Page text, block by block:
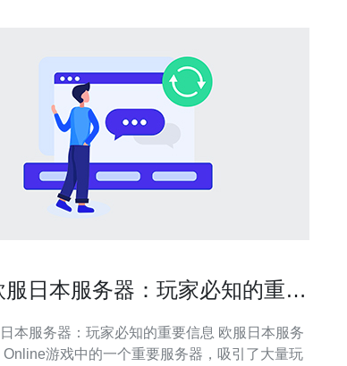
服日本服务器：玩家必知的重要
服务器：玩家必知的重要信息 欧服日本服务
Online游戏中的一个重要服务器，吸引了大量玩